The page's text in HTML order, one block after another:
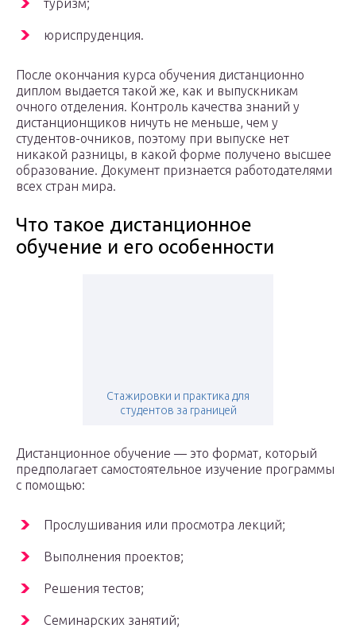
туризм;
юриспруденция.
После окончания курса обучения дистанционно
диплом выдается такой же, как и выпускникам
очного отделения. Контроль качества знаний у
дистанционщиков ничуть не меньше, чем у
студентов-очников, поэтому при выпуске нет
никакой разницы, в какой форме получено высшее
образование. Документ признается работодателями
всех стран мира.
Что такое дистанционное
обучение и его особенности
Стажировки и практика для
студентов за границей
Дистанционное обучение — это формат, который
предполагает самостоятельное изучение программы
с помощью:
Прослушивания или просмотра лекций;
Выполнения проектов;
Решения тестов;
Семинарских занятий;